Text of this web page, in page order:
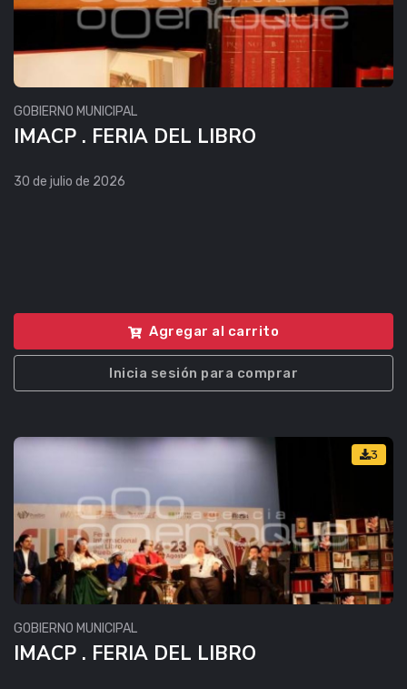
GOBIERNO MUNICIPAL
IMACP . FERIA DEL LIBRO
30 de julio de 2026
Agregar al carrito
Inicia sesión para comprar
3
GOBIERNO MUNICIPAL
IMACP . FERIA DEL LIBRO